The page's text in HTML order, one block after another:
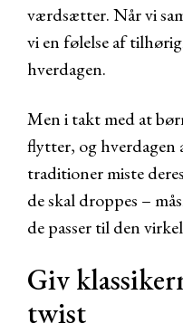
værdsætter. Når vi
vi en følelse af
hverdagen.
Men i takt med at
flytter, og hverdagen
traditioner miste
de skal droppes –
de passer til den
Giv
twist